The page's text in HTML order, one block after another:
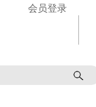
会员登录